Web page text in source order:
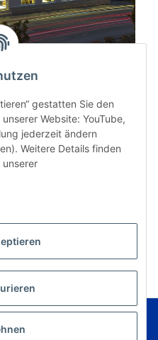
gestatten Sie den
Website: YouTube,
jederzeit ändern
Weitere Details finden
unserer
USt., zzgl.
- Kronach - Germany
JTL-Shop Template